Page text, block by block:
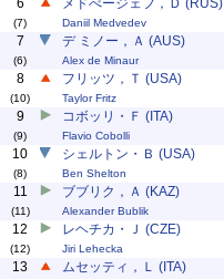
6
(7)
メドべージェフ，Ｄ (RUS)
Daniil Medvedev
7
(6)
デ ミノー，Ａ (AUS)
Alex de Minaur
8
(10)
フリッツ，Ｔ (USA)
Taylor Fritz
9
(9)
コボッリ・Ｆ (ITA)
Flavio Cobolli
10
(8)
シェルトン・Ｂ (USA)
Ben Shelton
11
(11)
ブブリク，Ａ (KAZ)
Alexander Bublik
12
(12)
レヘチカ・Ｊ (CZE)
Jiri Lehecka
13 ムセッティ，Ｌ (ITA)